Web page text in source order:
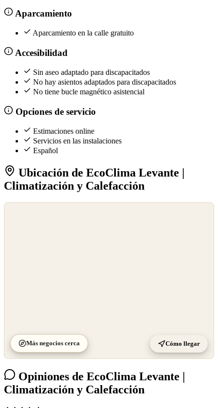
Aparcamiento
Aparcamiento en la calle gratuito
Accesibilidad
Sin aseo adaptado para discapacitados
No hay asientos adaptados para discapacitados
No tiene bucle magnético asistencial
Opciones de servicio
Estimaciones online
Servicios en las instalaciones
Español
Ubicación de EcoClima Levante |
Climatización y Calefacción
Más negocios cerca Cómo llegar
Opiniones de EcoClima Levante |
Climatización y Calefacción